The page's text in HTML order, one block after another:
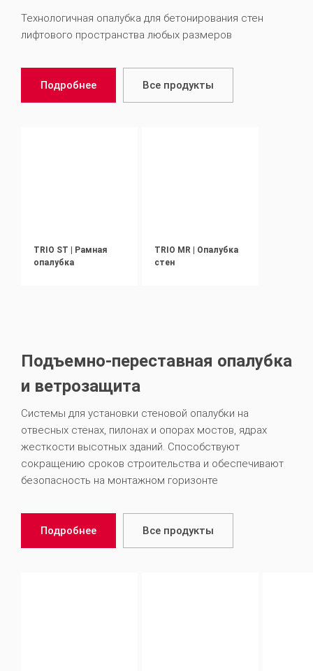
Технологичная опалубка для бетонирования стен
лифтового пространства любых размеров
Подробнее Все продукты
TRIO ST | Рамная
опалубка
TRIO MR | Опалубка
стен
Подъемно-переставная опалубка
и ветрозащита
Системы для установки стеновой опалубки на
отвесных стенах, пилонах и опорах мостов, ядрах
жесткости высотных зданий. Способствуют
сокращению сроков строительства и обеспечивают
безопасность на монтажном горизонте
Подробнее Все продукты